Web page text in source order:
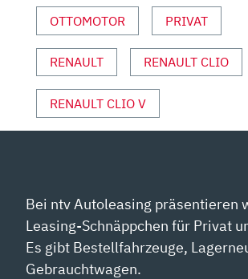
ANZEIGEN
OTTOMOTOR PRIVAT
RENAULT RENAULT CLIO
RENAULT CLIO V
Bei ntv Autoleasing präsentieren
Leasing-Schnäppchen für Privat
Es gibt Bestellfahrzeuge,
Gebrauchtwagen.